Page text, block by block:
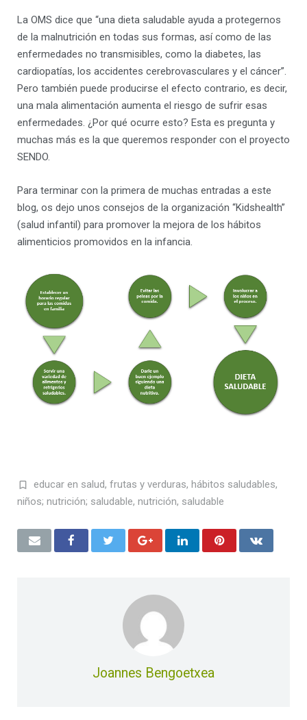
La OMS dice que “una dieta saludable ayuda a protegernos
de la malnutrición en todas sus formas, así como de las
enfermedades no transmisibles, como la diabetes, las
cardiopatías, los accidentes cerebrovasculares y el cáncer”.
Pero también puede producirse el efecto contrario, es decir,
una mala alimentación aumenta el riesgo de sufrir esas
enfermedades. ¿Por qué ocurre esto? Esta es pregunta y
muchas más es la que queremos responder con el proyecto
SENDO.
Para terminar con la primera de muchas entradas a este
blog, os dejo unos consejos de la organización “Kidshealth”
(salud infantil) para promover la mejora de los hábitos
alimenticios promovidos en la infancia.
educar en salud, frutas y verduras, hábitos saludables,
niños; nutrición; saludable, nutrición, saludable
Joannes Bengoetxea